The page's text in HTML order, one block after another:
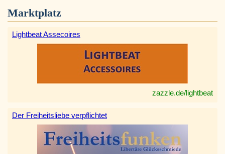
Marktplatz
Lightbeat Assecoires
zazzle.de/lightbeat
Der Freiheitsliebe verpflichtet